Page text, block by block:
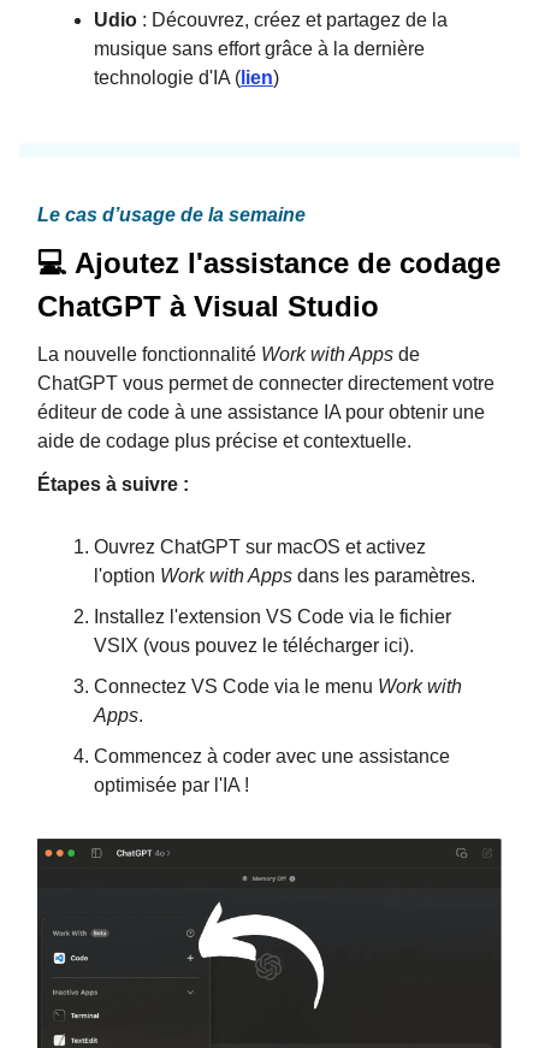
Udio : Découvrez, créez et partagez de la
musique sans effort grâce à la dernière
technologie d'IA ( lien)
Le cas d’usage de la semaine
💻 Ajoutez l'assistance de codage
ChatGPT à Visual Studio
La nouvelle fonctionnalité Work with Apps de
ChatGPT vous permet de connecter directement votre
éditeur de code à une assistance IA pour obtenir une
aide de codage plus précise et contextuelle.
Étapes à suivre :
Ouvrez ChatGPT sur macOS et activez
l'option Work with Apps dans les paramètres.
Installez l'extension VS Code via le fichier
VSIX (vous pouvez le télécharger ici).
Connectez VS Code via le menu Work with
Apps.
Commencez à coder avec une assistance
optimisée par l'IA !